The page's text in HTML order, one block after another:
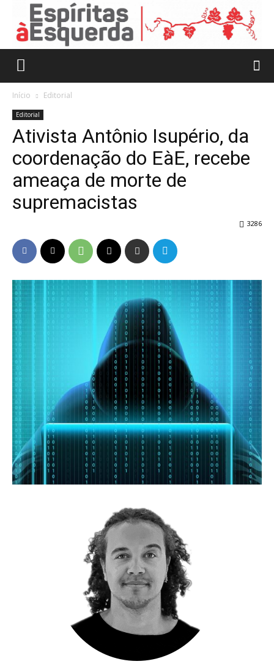
Início Editorial
Editorial
Ativista Antônio Isupério, da
coordenação do EàE, recebe
ameaça de morte de
supremacistas
3286